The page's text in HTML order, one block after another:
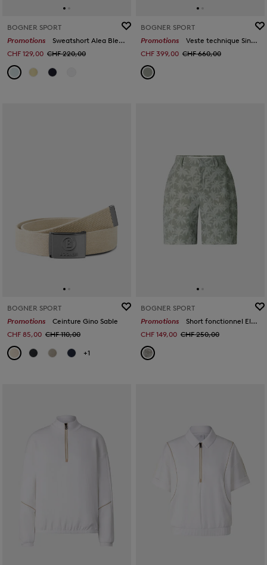
BOGNER SPORT
Promotions
Sweatshort Alea Bleu clair
CHF 129,00 CHF 220,00
BOGNER SPORT
Promotions
Veste technique Sine Eucalyptus
CHF 399,00 CHF 660,00
BOGNER SPORT
Promotions
Ceinture Gino Sable
CHF 85,00 CHF 110,00
+1
BOGNER SPORT
Promotions
Short fonctionnel Eleni Eucalyptus
CHF 149,00 CHF 250,00